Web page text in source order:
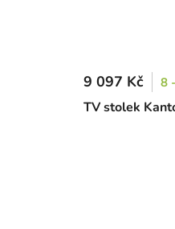
TV stolek
9 097 Kč 8